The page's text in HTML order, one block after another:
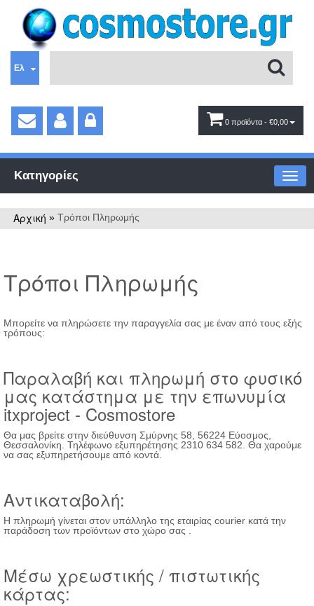
Ελ
0 προϊόντα - €0,00
Κατηγορίες
Αρχική » Τρόποι Πληρωμής
Τρόποι Πληρωμής
Μπορείτε να πληρώσετε την παραγγελία σας με έναν από τους εξής
τρόπους:
Παραλαβή και πληρωμή στο φυσικό
μας κατάστημα με την επωνυμία
itxproject - Cosmostore
Θα μας βρείτε στην διεύθυνση Σμύρνης 58, 56224 Εύοσμος,
Θεσσαλονίκη. Τηλέφωνο εξυπηρέτησης 2310 634 582. Θα χαρούμε
να σας εξυπηρετήσουμε από κοντά.
Αντικαταβολή:
Η πληρωμή γίνεται στον υπάλληλο της εταιρίας courier κατά την
παράδοση των προϊόντων στο χώρο σας .
Μέσω χρεωστικής / πιστωτικής
κάρτας: